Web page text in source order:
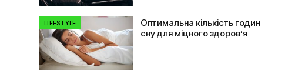
LIFESTYLE
Оптимальна кількість годин
сну для міцного здоров’я